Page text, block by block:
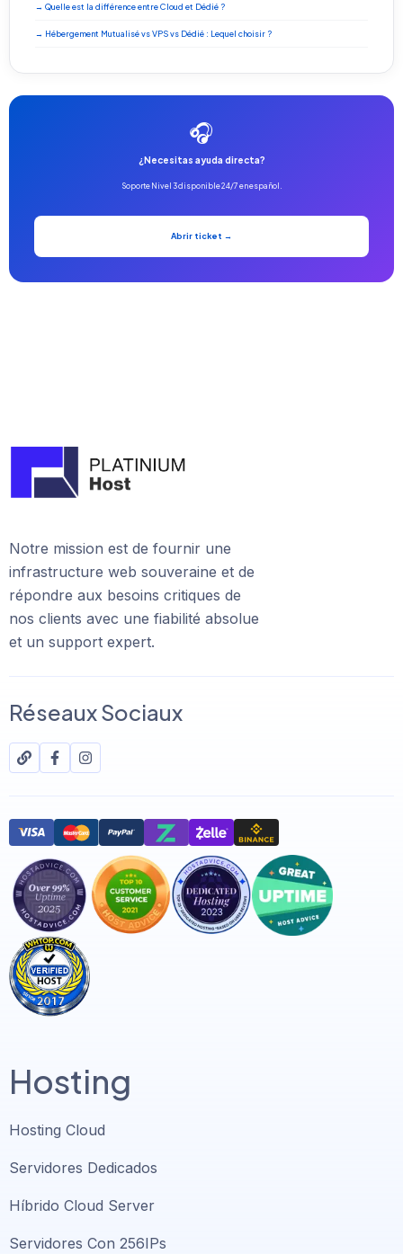
→ Quelle est la différence entre Cloud et Dédié ?
→ Hébergement Mutualisé vs VPS vs Dédié : Lequel choisir ?
🎧
¿Necesitas ayuda directa?
Soporte Nivel 3 disponible 24/7 en español.
Abrir ticket →
Notre mission est de fournir une
infrastructure web souveraine et de
répondre aux besoins critiques de
nos clients avec une fiabilité absolue
et un support expert.
Réseaux Sociaux
Hosting
Hosting Cloud
Servidores Dedicados
Híbrido Cloud Server
Servidores Con 256IPs